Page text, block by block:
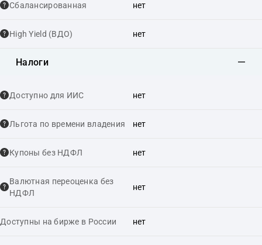
Сбалансированная нет
High Yield (ВДО) нет
Налоги
Доступно для ИИС нет
Льгота по времени владения нет
Купоны без НДФЛ нет
Валютная переоценка без
НДФЛ
нет
Доступны на бирже в России нет